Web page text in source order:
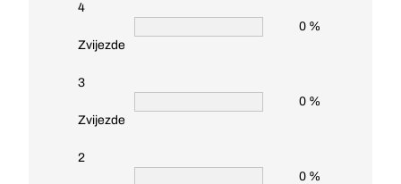
4
Zvijezde
0 %
3
Zvijezde
0 %
2
0 %